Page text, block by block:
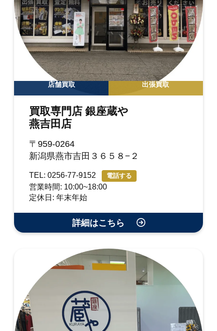
店舗買取 出張買取
買取専門店 銀座蔵や
燕吉田店
〒959-0264
新潟県燕市吉田３６５８−２
TEL: 0256-77-9152 電話する
営業時間: 10:00~18:00
定休日: 年末年始
詳細はこちら